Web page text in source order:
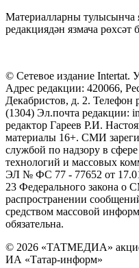
Материалларны тулысынча
редакциядән язмача
© Сетевое издание
Адрес редакции: 420066,
Декабристов, д. 2. Телефон
(1304) Эл.почта редакции:
редактор Гареев Р.И.
материалы 16+. СМИ
службой по надзору в
технологий и массовых
ЭЛ № ФС 77 - 77652 от
23 Федерального закона о
распространении
средством массовой
обязательна.
© 2026 «ТАТМЕДИА»
ИА «Татар-информ»